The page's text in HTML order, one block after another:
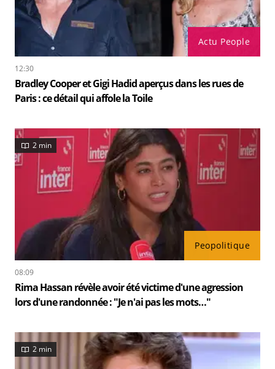
Actu People
12:30
Bradley Cooper et Gigi Hadid aperçus dans les rues de
Paris : ce détail qui affole la Toile
Peopolitique
2 min
08:09
Rima Hassan révèle avoir été victime d'une agression
lors d'une randonnée : "Je n'ai pas les mots…"
2 min